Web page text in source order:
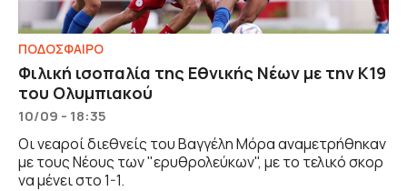
ΠΟΔΟΣΦΑΙΡΟ
Φιλική ισοπαλία της Εθνικής Νέων με την Κ19
του Ολυμπιακού
10/09 - 18:35
Οι νεαροί διεθνείς του Βαγγέλη Μόρα αναμετρήθηκαν
με τους Νέους των "ερυθρολεύκων", με το τελικό σκορ
να μένει στο 1-1.